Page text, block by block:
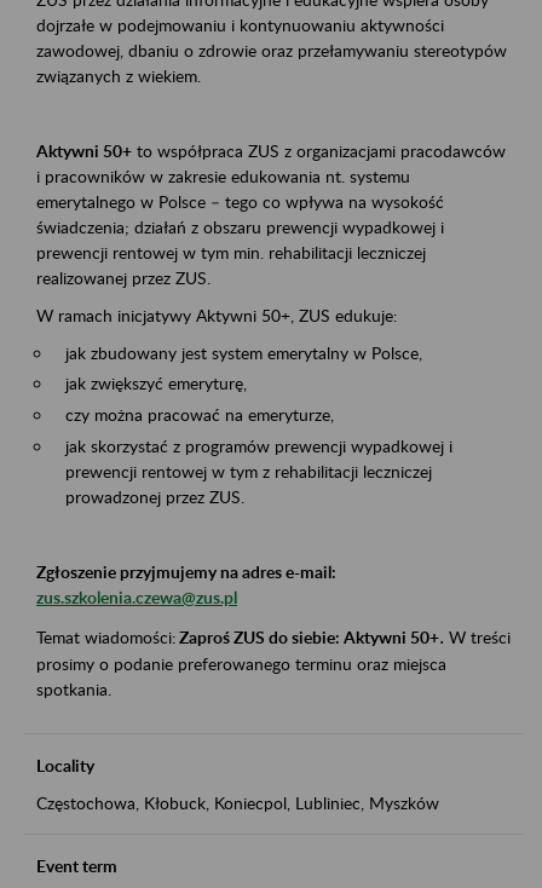
dojrzałe w podejmowaniu i kontynuowaniu aktywności
zawodowej, dbaniu o zdrowie oraz przełamywaniu stereotypów
związanych z wiekiem.
Aktywni 50+ to współpraca ZUS z organizacjami pracodawców
i pracowników w zakresie edukowania nt. systemu
emerytalnego w Polsce – tego co wpływa na wysokość
świadczenia; działań z obszaru prewencji wypadkowej i
prewencji rentowej w tym min. rehabilitacji leczniczej
realizowanej przez ZUS.
W ramach inicjatywy Aktywni 50+, ZUS edukuje:
jak zbudowany jest system emerytalny w Polsce,
jak zwiększyć emeryturę,
czy można pracować na emeryturze,
jak skorzystać z programów prewencji wypadkowej i
prewencji rentowej w tym z rehabilitacji leczniczej
prowadzonej przez ZUS.
Zgłoszenie przyjmujemy na adres e-mail:
zus.szkolenia.czewa@zus.pl
Temat wiadomości:Zaproś ZUS do siebie: Aktywni 50+. W treści
prosimy o podanie preferowanego terminu oraz miejsca
spotkania.
Locality
Częstochowa, Kłobuck, Koniecpol, Lubliniec, Myszków
Event term